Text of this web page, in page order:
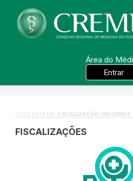
Área do
Entrar
VOCÊ ESTÁ EM: FISCALIZAÇÃO / INFORMES
FISCALIZAÇÕES